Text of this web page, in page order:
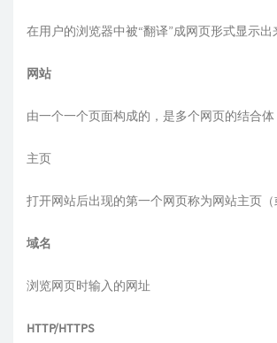
在用户的浏览器中被“翻译”成网页形式显示出
网站
由一个一个页面构成的，是多个网页的结合体
主页
打开网站后出现的第一个网页称为网站主页（
域名
浏览网页时输入的网址
HTTP/HTTPS